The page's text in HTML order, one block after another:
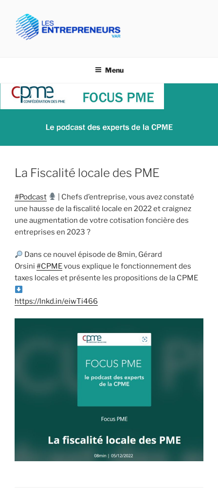
contenu
principal
ENTREPRENEURS VAR
Menu
La Fiscalité locale des PME
#Podcast
| Chefs d’entreprise, vous avez constaté
une hausse de la fiscalité locale en 2022 et craignez
une augmentation de votre cotisation foncière des
entreprises en 2023 ?
Dans ce nouvel épisode de 8min, Gérard
Orsini #CPMEvous explique le fonctionnement des
taxes locales et présente les propositions de la CPME
https://lnkd.in/eiwTi466